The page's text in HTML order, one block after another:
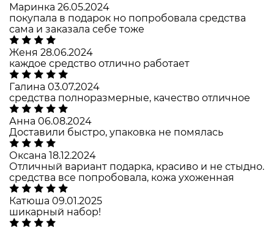
Маринка 26.05.2024
покупала в подарок но попробовала средства
сама и заказала себе тоже
Женя 28.06.2024
каждое средство отлично работает
Галина 03.07.2024
средства полноразмерные, качество отличное
Анна 06.08.2024
Доставили быстро, упаковка не помялась
Оксана 18.12.2024
Отличный вариант подарка, красиво и не стыдно.
средства все попробовала, кожа ухоженная
Катюша 09.01.2025
шикарный набор!